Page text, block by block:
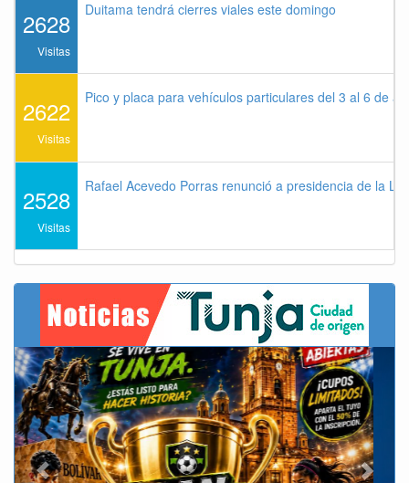
2628
Visitas
Duitama tendrá cierres viales este domingo
2622
Visitas
Pico y placa para vehículos particulares del 3 al 6 de
2528
Visitas
Rafael Acevedo Porras renunció a presidencia de la
Previous Next